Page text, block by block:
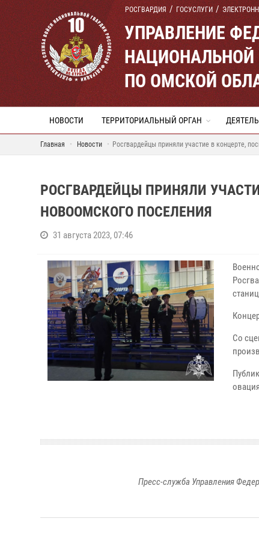
РОСГВАРДИЯ ГОСУСЛУГИ
УПРАВЛЕНИЕ
НАЦИОНАЛЬНОЙ
ПО ОМСКОЙ
НОВОСТИ ТЕРРИТОРИАЛЬНЫЙ ОРГАН
Главная Новости Росгвардейцы приняли участие в концерте,
РОСГВАРДЕЙЦЫ ПРИНЯЛИ
НОВООМСКОГО ПОСЕЛЕНИЯ
31 августа 2023, 07:46
Со
Пресс-служба Управления